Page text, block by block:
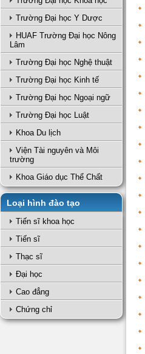
Trường Đại học Y Dược
HUAF Trường Đại học Nông
Lâm
Trường Đại học Nghệ thuật
Trường Đại học Kinh tế
Trường Đại học Ngoại ngữ
Trường Đại học Luật
Khoa Du lịch
Viện Tài nguyên và Môi
trường
Khoa Giáo dục Thể Chất
Loại hình đào tạo
Tiến sĩ khoa học
Tiến sĩ
Thạc sĩ
Đại học
Cao đẳng
Chứng chỉ